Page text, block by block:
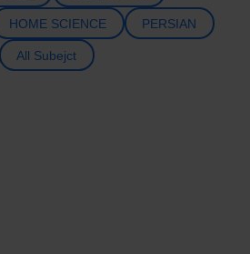
HOME SCIENCE PERSIAN
All Subejct